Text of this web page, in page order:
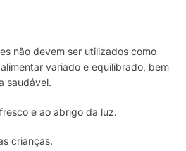
não devem ser utilizados como
variado e equilibrado, bem
saudável.
e ao abrigo da luz.
crianças.